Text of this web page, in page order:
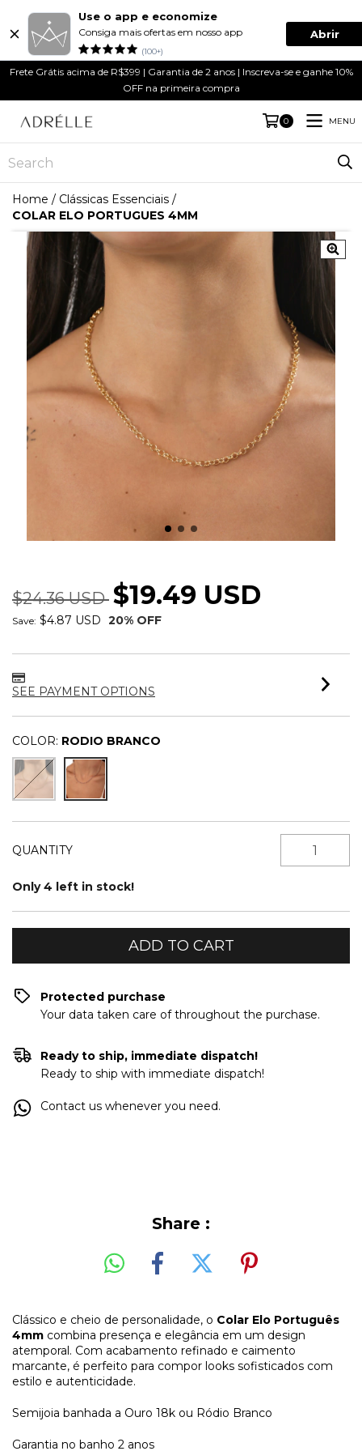
Use o app e economize
Consiga mais ofertas em nosso app
(100+)
Abrir
Frete Grátis acima de R$399 | Garantia de 2 anos | Inscreva-se e ganhe 10%
OFF na primeira compra
0 MENU
Home / Clássicas Essenciais /
COLAR ELO PORTUGUES 4MM
$24.36 USD $19.49 USD
Save: $4.87 USD 20% OFF
SEE PAYMENT OPTIONS
COLOR: RODIO BRANCO
QUANTITY
Only4 left in stock!
Protected purchase
Your data taken care of throughout the purchase.
Ready to ship, immediate dispatch!
Ready to ship with immediate dispatch!
Contact us whenever you need.
Share :
Clássico e cheio de personalidade, o Colar Elo Português
4mm combina presença e elegância em um design
atemporal. Com acabamento refinado e caimento
marcante, é perfeito para compor looks sofisticados com
estilo e autenticidade.
Semijoia banhada a Ouro 18k ou Ródio Branco
Garantia no banho 2 anos